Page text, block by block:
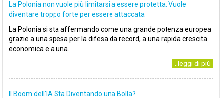
La Polonia non vuole più limitarsi a essere protetta. Vuole
diventare troppo forte per essere attaccata
La Polonia si sta affermando come una grande potenza europea
grazie a una spesa per la difesa da record, a una rapida crescita
economica e a una..
..leggi di più
Il Boom dell'IA Sta Diventando una Bolla?